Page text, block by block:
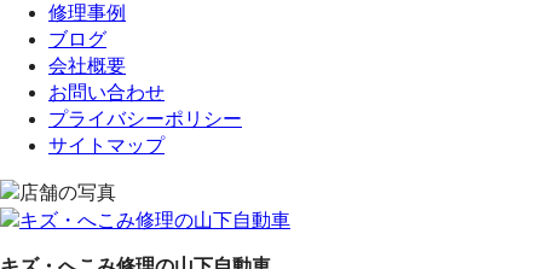
修理事例
ブログ
会社概要
お問い合わせ
プライバシーポリシー
サイトマップ